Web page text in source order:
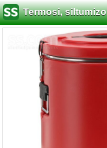
Termosi,